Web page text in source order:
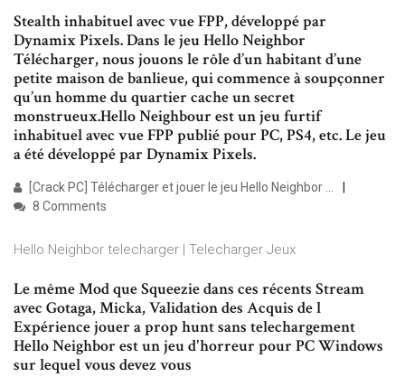
Stealth inhabituel avec vue FPP, développé par
Dynamix Pixels. Dans le jeu Hello Neighbor
Télécharger, nous jouons le rôle d’un habitant d’une
petite maison de banlieue, qui commence à soupçonner
qu’un homme du quartier cache un secret
monstrueux.Hello Neighbour est un jeu furtif
inhabituel avec vue FPP publié pour PC, PS4, etc. Le jeu
a été développé par Dynamix Pixels.
[Crack PC] Télécharger et jouer le jeu Hello Neighbor ...
8 Comments
Hello Neighbor telecharger | Telecharger Jeux
Le même Mod que Squeezie dans ces récents Stream
avec Gotaga, Micka, Validation des Acquis de l
Expérience jouer a prop hunt sans telechargement
Hello Neighbor est un jeu d'horreur pour PC Windows
sur lequel vous devez vous